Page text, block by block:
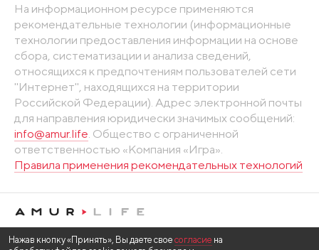
На информационном ресурсе применяются
рекомендательные технологии (информационные
технологии предоставления информации на основе
сбора, систематизации и анализа сведений,
относящихся к предпочтениям пользователей сети
"Интернет", находящихся на территории
Российской Федерации). Адрес электронной почты
для направления юридически значимых сообщений:
info@amur.life . Общество с ограниченной
ответственностью «Компания «Игра».
Правила применения рекомендательных технологий
Нажав кнопку «Принять», Вы даете свое согласие на